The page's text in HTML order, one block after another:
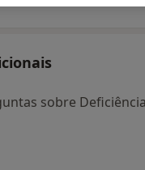
sobre